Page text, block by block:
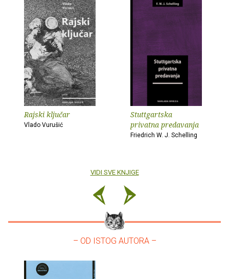
Rajski ključar
Vlado Vurušić
Stuttgartska
privatna predavanja
Friedrich W. J. Schelling
VIDI SVE KNJIGE
– OD ISTOG AUTORA –